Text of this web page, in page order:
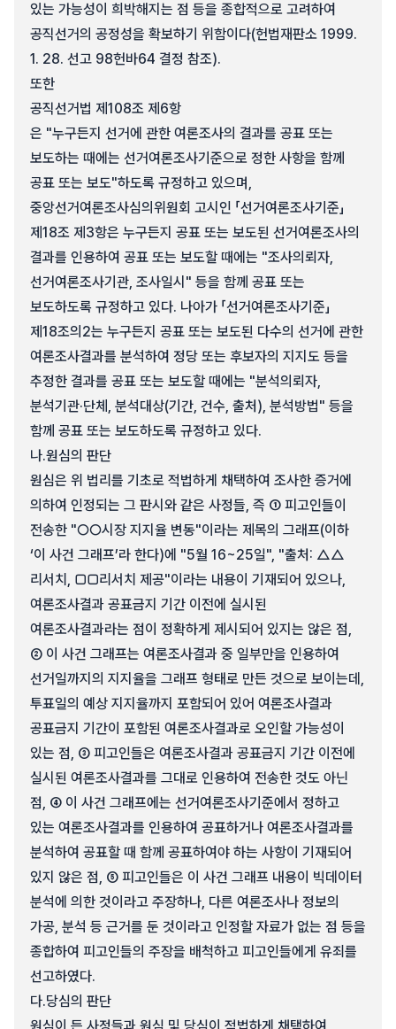
있는 가능성이 희박해지는 점 등을 종합적으로 고려하여
공직선거의 공정성을 확보하기 위함이다(헌법재판소 1999.
1. 28. 선고 98헌바64 결정 참조).
또한
공직선거법 제108조 제6항
은 "누구든지 선거에 관한 여론조사의 결과를 공표 또는
보도하는 때에는 선거여론조사기준으로 정한 사항을 함께
공표 또는 보도"하도록 규정하고 있으며,
중앙선거여론조사심의위원회 고시인 「선거여론조사기준」
제18조 제3항은 누구든지 공표 또는 보도된 선거여론조사의
결과를 인용하여 공표 또는 보도할 때에는 "조사의뢰자,
선거여론조사기관, 조사일시" 등을 함께 공표 또는
보도하도록 규정하고 있다. 나아가 「선거여론조사기준」
제18조의2는 누구든지 공표 또는 보도된 다수의 선거에 관한
여론조사결과를 분석하여 정당 또는 후보자의 지지도 등을
추정한 결과를 공표 또는 보도할 때에는 "분석의뢰자,
분석기관·단체, 분석대상(기간, 건수, 출처), 분석방법" 등을
함께 공표 또는 보도하도록 규정하고 있다.
나.원심의 판단
원심은 위 법리를 기초로 적법하게 채택하여 조사한 증거에
의하여 인정되는 그 판시와 같은 사정들, 즉 ① 피고인들이
전송한 "○○시장 지지율 변동"이라는 제목의 그래프(이하
‘이 사건 그래프’라 한다)에 "5월 16~25일", "출처: △△
리서치, □□리서치 제공"이라는 내용이 기재되어 있으나,
여론조사결과 공표금지 기간 이전에 실시된
여론조사결과라는 점이 정확하게 제시되어 있지는 않은 점,
② 이 사건 그래프는 여론조사결과 중 일부만을 인용하여
선거일까지의 지지율을 그래프 형태로 만든 것으로 보이는데,
투표일의 예상 지지율까지 포함되어 있어 여론조사결과
공표금지 기간이 포함된 여론조사결과로 오인할 가능성이
있는 점, ③ 피고인들은 여론조사결과 공표금지 기간 이전에
실시된 여론조사결과를 그대로 인용하여 전송한 것도 아닌
점, ④ 이 사건 그래프에는 선거여론조사기준에서 정하고
있는 여론조사결과를 인용하여 공표하거나 여론조사결과를
분석하여 공표할 때 함께 공표하여야 하는 사항이 기재되어
있지 않은 점, ⑤ 피고인들은 이 사건 그래프 내용이 빅데이터
분석에 의한 것이라고 주장하나, 다른 여론조사나 정보의
가공, 분석 등 근거를 둔 것이라고 인정할 자료가 없는 점 등을
종합하여 피고인들의 주장을 배척하고 피고인들에게 유죄를
선고하였다.
다.당심의 판단